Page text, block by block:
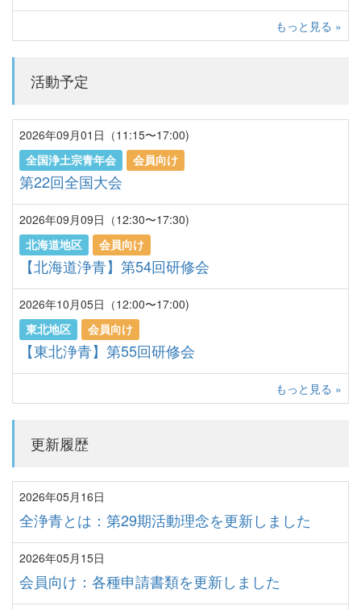
もっと見る »
活動予定
2026年09月01日（11:15〜17:00)
全国浄土宗青年会 会員向け
第22回全国大会
2026年09月09日（12:30〜17:30)
北海道地区 会員向け
【北海道浄青】第54回研修会
2026年10月05日（12:00〜17:00)
東北地区 会員向け
【東北浄青】第55回研修会
もっと見る »
更新履歴
2026年05月16日
全浄青とは：第29期活動理念を更新しました
2026年05月15日
会員向け：各種申請書類を更新しました